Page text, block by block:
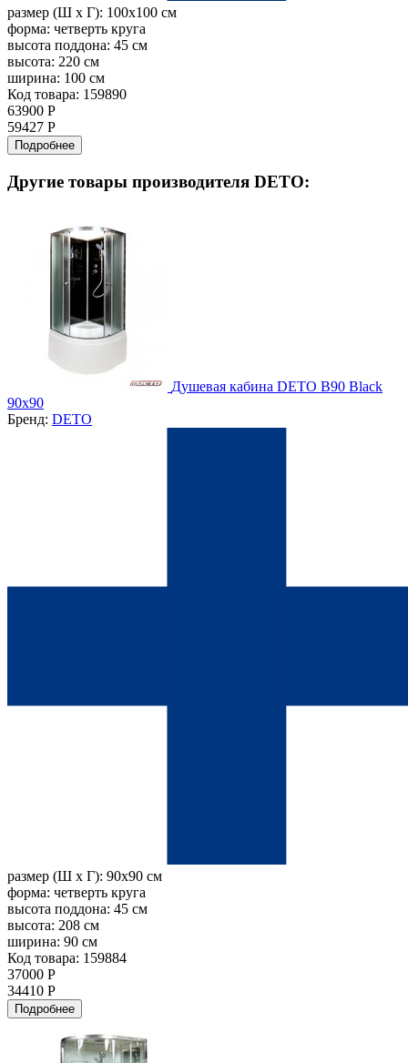
размер (Ш х Г): 100x100 см
форма: четверть круга
высота поддона: 45 см
высота: 220 см
ширина: 100 см
Код товара: 159890
63900 Р
59427 Р
Подробнее
Другие товары производителя DETO:
Душевая кабина DETO B90 Black
90х90
Бренд: DETO
размер (Ш х Г): 90x90 см
форма: четверть круга
высота поддона: 45 см
высота: 208 см
ширина: 90 см
Код товара: 159884
37000 Р
34410 Р
Подробнее